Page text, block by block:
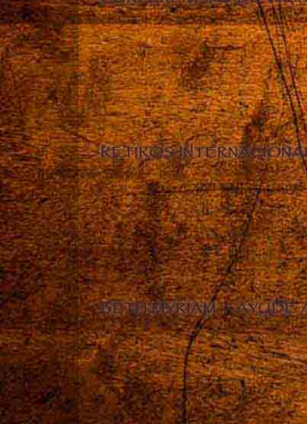
RETIROS
BETH MYRIAM – AYUDE